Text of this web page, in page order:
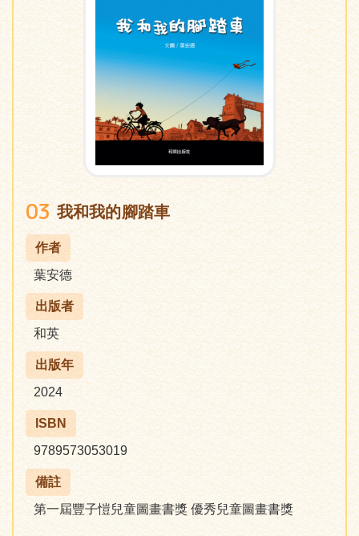
03 我和我的腳踏車
作者
葉安德
出版者
和英
出版年
2024
ISBN
9789573053019
備註
第一屆豐子愷兒童圖畫書獎 優秀兒童圖畫書獎